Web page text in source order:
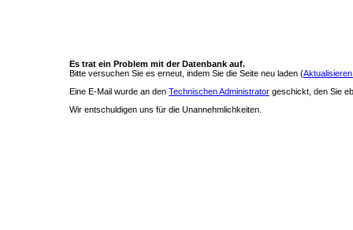
Es trat ein Problem mit der Datenbank auf.
Bitte versuchen Sie es erneut, indem Sie die Seite neu laden (
Eine E-Mail wurde an den Technischen Administrator geschickt, den Sie
Wir entschuldigen uns für die Unannehmlichkeiten.